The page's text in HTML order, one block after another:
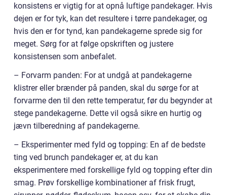
konsistens er vigtig for at opnå luftige pandekager. Hvis
dejen er for tyk, kan det resultere i tørre pandekager, og
hvis den er for tynd, kan pandekagerne sprede sig for
meget. Sørg for at følge opskriften og justere
konsistensen som anbefalet.
– Forvarm panden: For at undgå at pandekagerne
klistrer eller brænder på panden, skal du sørge for at
forvarme den til den rette temperatur, før du begynder at
stege pandekagerne. Dette vil også sikre en hurtig og
jævn tilberedning af pandekagerne.
– Eksperimenter med fyld og topping: En af de bedste
ting ved brunch pandekager er, at du kan
eksperimentere med forskellige fyld og topping efter din
smag. Prøv forskellige kombinationer af frisk frugt,